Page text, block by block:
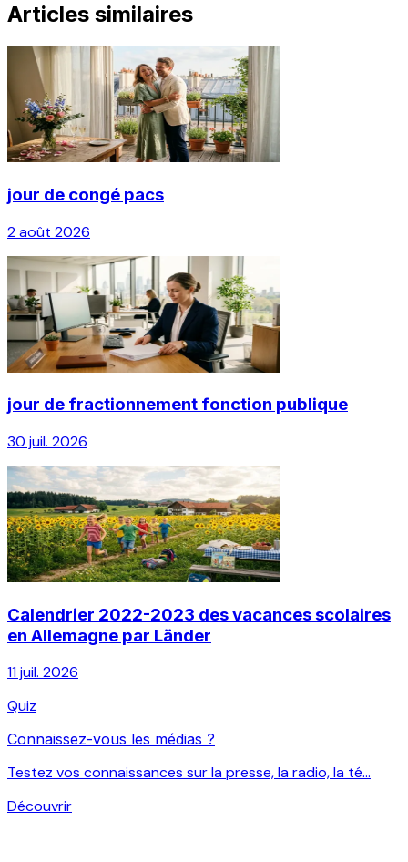
Articles similaires
jour de congé pacs
2 août 2026
jour de fractionnement fonction publique
30 juil. 2026
Calendrier 2022-2023 des vacances scolaires
en Allemagne par Länder
11 juil. 2026
Quiz
Connaissez-vous les médias ?
Testez vos connaissances sur la presse, la radio, la té...
Découvrir